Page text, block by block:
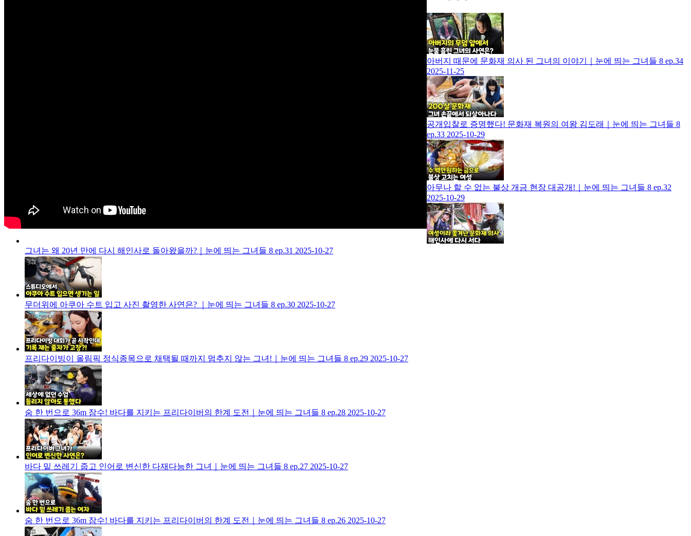
아버지 때문에 문화재 의사 된 그녀의 이야기｜눈에 띄는 그녀들 8 ep.34
2025-11-25
공개입찰로 증명했다! 문화재 복원의 여왕 김도래｜눈에 띄는 그녀들 8
ep.33 2025-10-29
아무나 할 수 없는 불상 개금 현장 대공개!｜눈에 띄는 그녀들 8 ep.32
2025-10-29
그녀는 왜 20년 만에 다시 해인사로 돌아왔을까?｜눈에 띄는 그녀들 8 ep.31 2025-10-27
무더위에 아쿠아 수트 입고 사진 촬영한 사연은? ｜눈에 띄는 그녀들 8 ep.30 2025-10-27
프리다이빙이 올림픽 정식종목으로 채택될 때까지 멈추지 않는 그녀!｜눈에 띄는 그녀들 8 ep.29 2025-10-27
숨 한 번으로 36m 잠수! 바다를 지키는 프리다이버의 한계 도전｜눈에 띄는 그녀들 8 ep.28 2025-10-27
바다 밑 쓰레기 줍고 인어로 변신한 다재다능한 그녀｜눈에 띄는 그녀들 8 ep.27 2025-10-27
숨 한 번으로 36m 잠수! 바다를 지키는 프리다이버의 한계 도전｜눈에 띄는 그녀들 8 ep.26 2025-10-27